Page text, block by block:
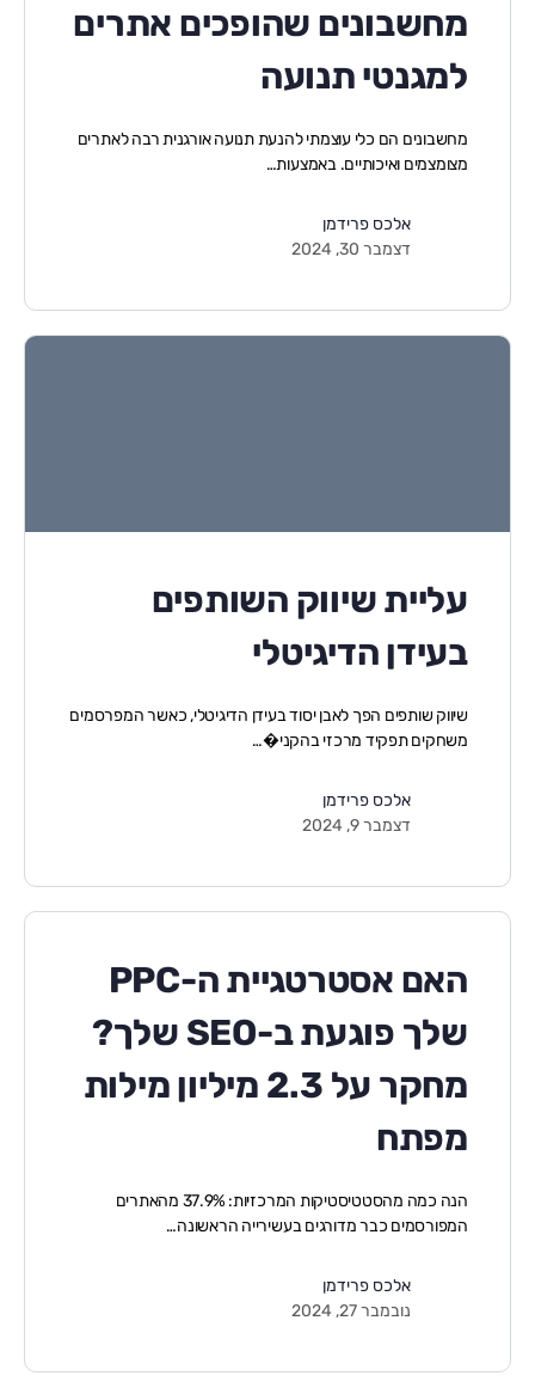
מחשבונים שהופכים אתרים
למגנטי תנועה
מחשבונים הם כלי עוצמתי להנעת תנועה אורגנית רבה לאתרים
מצומצמים ואיכותיים. באמצעות…
אלכס פרידמן
דצמבר 30, 2024
עליית שיווק השותפים
בעידן הדיגיטלי
שיווק שותפים הפך לאבן יסוד בעידן הדיגיטלי, כאשר המפרסמים
משחקים תפקיד מרכזי בהקני�…
אלכס פרידמן
דצמבר 9, 2024
האם אסטרטגיית ה-PPC
שלך פוגעת ב-SEO שלך?
מחקר על 2.3 מיליון מילות
מפתח
הנה כמה מהסטטיסטיקות המרכזיות: 37.9% מהאתרים
המפורסמים כבר מדורגים בעשירייה הראשונה…
אלכס פרידמן
נובמבר 27, 2024